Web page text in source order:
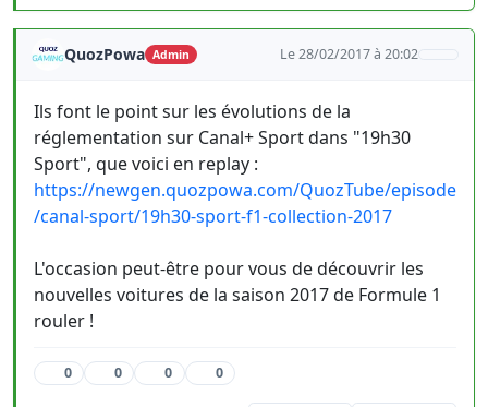
QuozPowa Admin Le 28/02/2017 à 20:02
Ils font le point sur les évolutions de la
réglementation sur Canal+ Sport dans "19h30
Sport", que voici en replay :
https://newgen.quozpowa.com/QuozTube/episode
/canal-sport/19h30-sport-f1-collection-2017
L'occasion peut-être pour vous de découvrir les
nouvelles voitures de la saison 2017 de Formule 1
rouler !
0 0 0 0